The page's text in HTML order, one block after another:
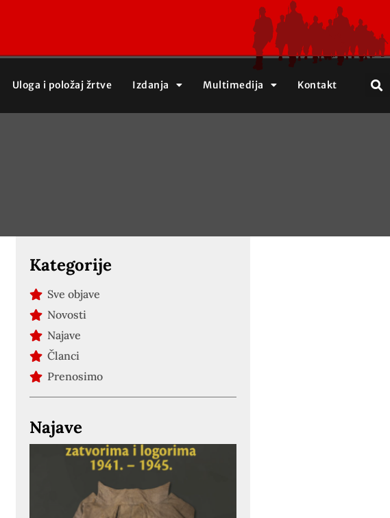
Uloga i položaj žrtve Izdanja Multimedija Kontakt
Kategorije
Sve objave
Novosti
Najave
Članci
Prenosimo
Najave